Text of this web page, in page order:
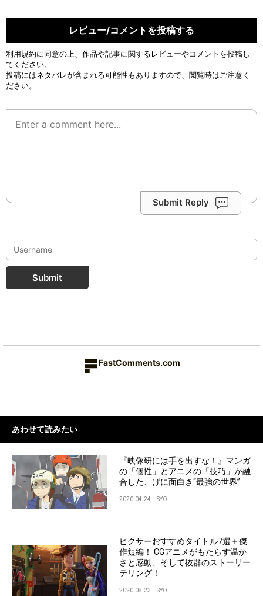
レビュー/コメントを投稿する
利用規約に同意の上、作品や記事に関するレビューやコメントを投稿し
てください。
投稿にはネタバレが含まれる可能性もありますので、閲覧時はご注意く
ださい。
Submit Reply
Submit
FastComments.com
あわせて読みたい
『映像研には手を出すな！』マンガ
の「個性」とアニメの「技巧」が融
合した、げに面白き“最強の世界”
2020.04.24 SYO
ピクサーおすすめタイトル7選＋傑
作短編！ CGアニメがもたらす温か
さと感動、そして抜群のストーリー
テリング！
2020.08.23 SYO